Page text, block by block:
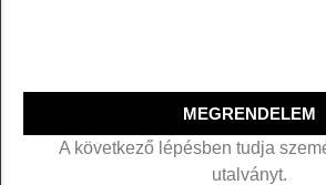
MEGRENDELEM
A következő lépésben tudja
utalványt.